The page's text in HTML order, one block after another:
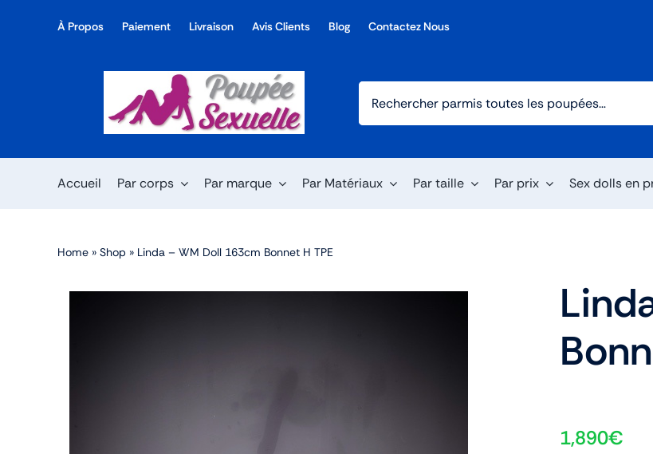
À Propos Paiement Livraison Avis Clients Blog Contactez Nous
Accueil Par corps Par marque Par Matériaux Par taille Par prix Sex dolls en
Home » Shop » Linda – WM Doll 163cm Bonnet H TPE
1,890€